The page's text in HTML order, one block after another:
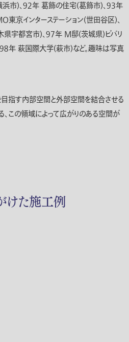
市)、９２年 葛飾の住宅(葛飾市)、９３年
東京インターステーション(世田谷区)、
県宇都宮市)、９７年 M邸(茨城県)ビバリ
８年 萩国際大学(萩市)など。趣味は写真
指す内部空間と外部空間を結合させる
、この領域によって広がりのある空間が
けた施工例